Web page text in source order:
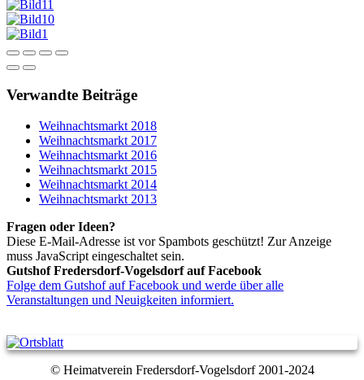
Verwandte Beiträge
Weihnachtsmarkt 2018
Weihnachtsmarkt 2017
Weihnachtsmarkt 2016
Weihnachtsmarkt 2015
Weihnachtsmarkt 2014
Weihnachtsmarkt 2013
Fragen oder Ideen?
Diese E-Mail-Adresse ist vor Spambots geschützt! Zur Anzeige
muss JavaScript eingeschaltet sein.
Gutshof Fredersdorf-Vogelsdorf auf Facebook
Folge dem Gutshof auf Facebook und werde über alle
Veranstaltungen und Neuigkeiten informiert.
© Heimatverein Fredersdorf-Vogelsdorf 2001-2024